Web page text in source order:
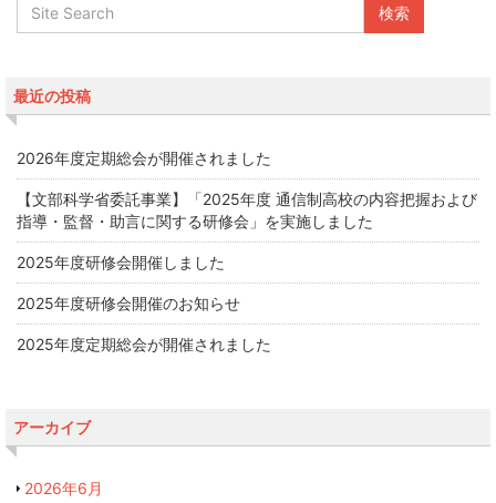
最近の投稿
2026年度定期総会が開催されました
【文部科学省委託事業】「2025年度 通信制高校の内容把握および
指導・監督・助言に関する研修会」を実施しました
2025年度研修会開催しました
2025年度研修会開催のお知らせ
2025年度定期総会が開催されました
アーカイブ
2026年6月